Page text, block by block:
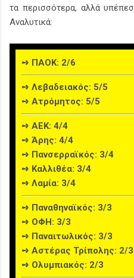
τα περισσότερα, αλλά
Αναλυτικά:
➺ ΠΑΟΚ: 2/6
➺ Λεβαδειακός: 5/5
➺ Ατρόμητος: 5/5
➺ ΑΕΚ: 4/4
➺ Άρης: 4/4
➺ Πανσερραϊκός: 3/4
➺ Καλλιθέα: 3/4
➺ Λαμία: 3/4
➺ Παναθηναϊκός: 3/3
➺ ΟΦΗ: 3/3
➺ Παναιτωλικός: 3/3
➺ Αστέρας Τρίπολης: 2/3
➺ Ολυμπιακός: 2/3